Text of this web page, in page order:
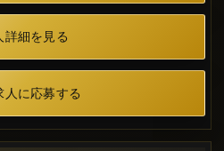
詳細を見る
人に応募する